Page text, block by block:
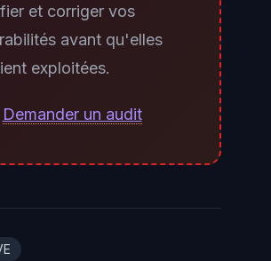
— Microsoft a
le problème côté cloud
En revanche,
hybrides
restent
temporaires sans
et corriger vos
avant qu'elles
exploitées.
Demander un audit